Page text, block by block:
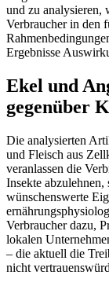
und zu analysieren,
Verbraucher in den
Ergebnisse
Ekel und
gegenüber
Die analysierten
und Fleisch aus
veranlassen die
Insekte abzulehnen,
wünschenswerte
Verbraucher dazu,
lokalen
– die aktuell die
nicht